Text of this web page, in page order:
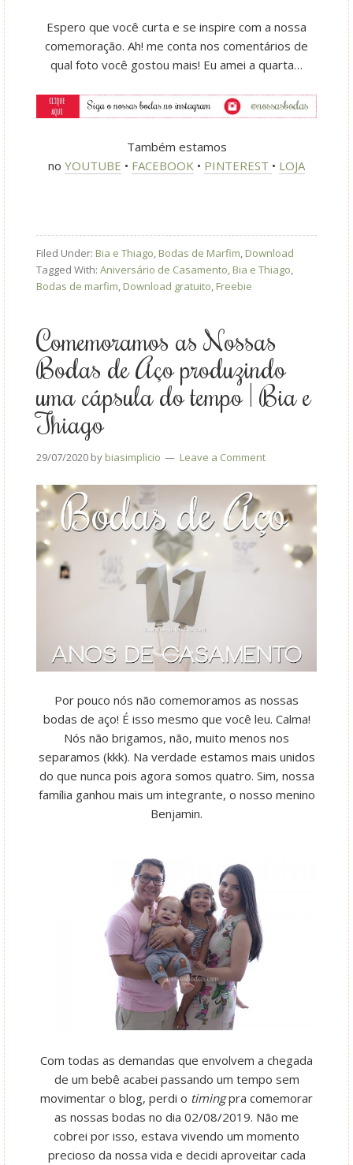
Espero que você curta e se inspire com a nossa
comemoração. Ah! me conta nos comentários de
qual foto você gostou mais! Eu amei a quarta…
Também estamos
no YOUTUBE • FACEBOOK • PINTEREST • LOJA
Filed Under: Bia e Thiago, Bodas de Marfim, Download
Tagged With: Aniversário de Casamento, Bia e Thiago,
Bodas de marfim, Download gratuito, Freebie
Comemoramos as Nossas
Bodas de Aço produzindo
uma cápsula do tempo | Bia e
Thiago
29/07/2020 by biasimplicio Leave a Comment
Por pouco nós não comemoramos as nossas
bodas de aço! É isso mesmo que você leu. Calma!
Nós não brigamos, não, muito menos nos
separamos (kkk). Na verdade estamos mais unidos
do que nunca pois agora somos quatro. Sim, nossa
família ganhou mais um integrante, o nosso menino
Benjamin.
Com todas as demandas que envolvem a chegada
de um bebê acabei passando um tempo sem
movimentar o blog, perdi o timingpra comemorar
as nossas bodas no dia 02/08/2019. Não me
cobrei por isso, estava vivendo um momento
precioso da nossa vida e decidi aproveitar cada